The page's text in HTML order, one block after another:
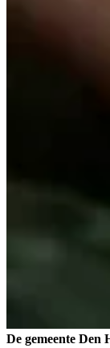
De gemeente Den